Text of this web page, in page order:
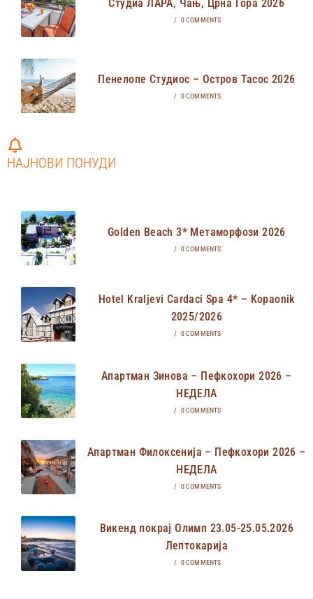
Студиа ЛАРА, Чањ, Црна Гора 2026
/ 0 COMMENTS
Пенелопе Студиос – Остров Тасос 2026
/ 0 COMMENTS
НАЈНОВИ ПОНУДИ
Golden Beach 3* Метаморфози 2026
/ 0 COMMENTS
Hotel Kraljevi Cardaci Spa 4* – Kopaonik
2025/2026
/ 0 COMMENTS
Апартман Зинова – Пефкохори 2026 –
НЕДЕЛА
/ 0 COMMENTS
Апартман Филоксенија – Пефкохори 2026 –
НЕДЕЛА
/ 0 COMMENTS
Викенд покрај Олимп 23.05-25.05.2026
Лептокарија
/ 0 COMMENTS